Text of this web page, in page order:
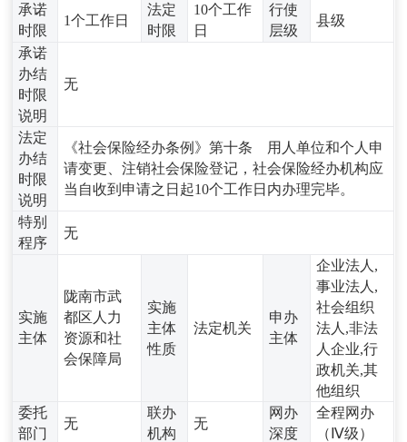
承诺
时限
1个工作日
法定
时限
10个工作
日
行使
层级
县级
承诺
办结
时限
说明
无
法定
办结
时限
说明
《社会保险经办条例》第十条 用人单位和个人申
请变更、注销社会保险登记，社会保险经办机构应
当自收到申请之日起10个工作日内办理完毕。
特别
程序
无
实施
主体
陇南市武
都区人力
资源和社
会保障局
实施
主体
性质
法定机关
申办
主体
企业法人,
事业法人,
社会组织
法人,非法
人企业,行
政机关,其
他组织
委托
部门
无
联办
机构
无
网办
深度
全程网办
（Ⅳ级）